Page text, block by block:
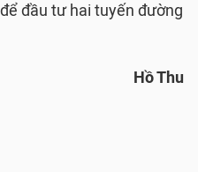
đầu tư hai tuyến đường
Hồ Thu